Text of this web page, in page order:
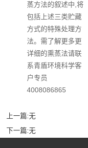
蒸方法的叙述中,将
包括上述三类贮藏
方式的特殊处理方
法。需了解更多更
详细的熏蒸法请联
系青盾环境科学客
户专员
4008086865
上一篇:无
下一篇:无